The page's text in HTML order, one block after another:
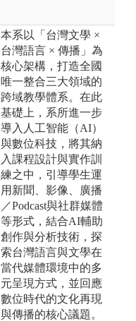
本系以「台灣文學 ×
台灣語言 × 傳播」為
核心架構，打造全國
唯一整合三大領域的
跨域教學體系。在此
基礎上，系所進一步
導入人工智能（AI）
與數位科技，將其納
入課程設計與實作訓
練之中，引導學生運
用新聞、影像、廣播
／Podcast與社群媒體
等形式，結合AI輔助
創作與分析技術，探
索台灣語言與文學在
當代媒體環境中的多
元呈現方式，並回應
數位時代的文化再現
與傳播的核心議題。